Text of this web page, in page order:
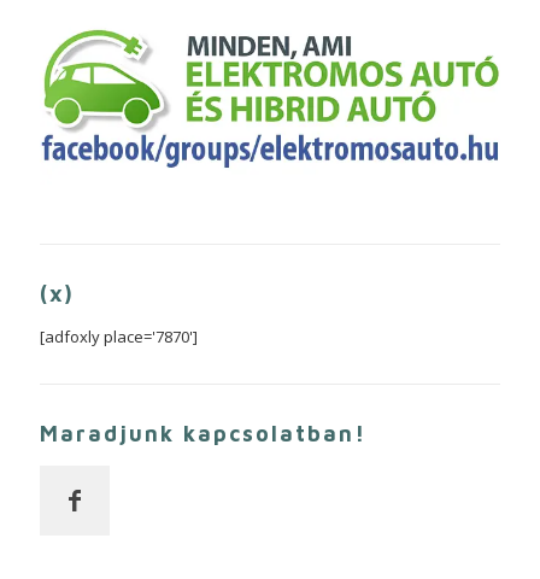
(x)
[adfoxly place='7870']
Maradjunk kapcsolatban!